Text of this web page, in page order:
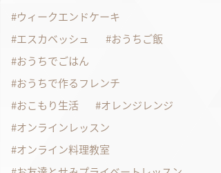
ウィークエンドケーキ
エスカベッシュ
おうちご飯
おうちでごはん
おうちで作るフレンチ
おこもり生活
オレンジレンジ
オンラインレッスン
オンライン料理教室